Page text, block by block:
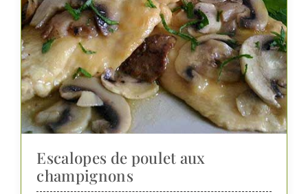
Escalopes de poulet aux
champignons